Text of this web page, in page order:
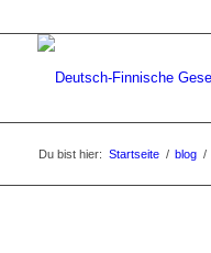
Du bist hier: Startseite / blog /